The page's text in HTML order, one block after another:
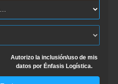
Autorizo la inclusión/uso de mis
datos por Énfasis Logística.